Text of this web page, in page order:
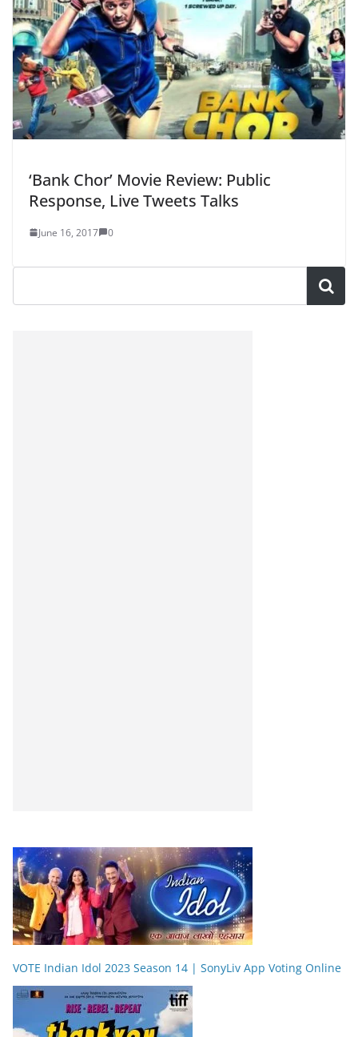
‘Bank Chor’ Movie Review: Public
Response, Live Tweets Talks
June 16, 2017 0
VOTE Indian Idol 2023 Season 14 | SonyLiv App Voting Online